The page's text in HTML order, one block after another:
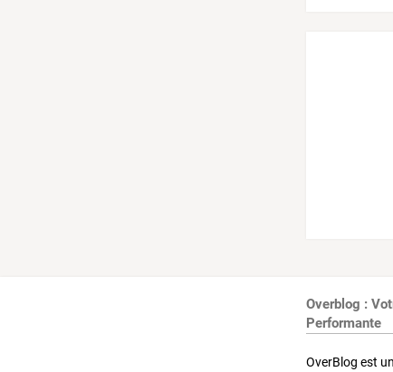
Overblog :
Performante
OverBlog est